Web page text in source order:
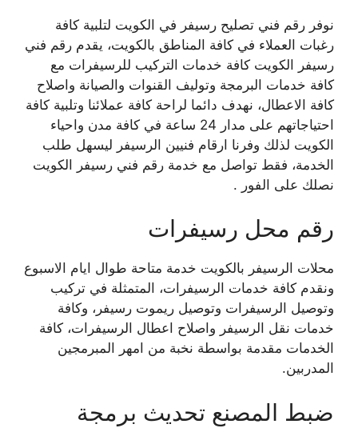
نوفر رقم فني تصليح رسيفر في الكويت لتلبية كافة
رغبات العملاء في كافة المناطق بالكويت، يقدم رقم فني
رسيفر الكويت كافة خدمات التركيب للرسيفرات مع
كافة خدمات البرمجة وتوليف القنوات والصيانة واصلاح
كافة الاعطال، نهدف دائما لراحة كافة عملائنا وتلبية كافة
احتياجاتهم على مدار 24 ساعة في كافة مدن واحياء
الكويت لذلك وفرنا ارقام فنيين الرسيفر ليسهل طلب
الخدمة، فقط تواصل مع خدمة رقم فني رسيفر الكويت
نصلك على الفور .
رقم محل رسيفرات
محلات الرسيفر بالكويت خدمة متاحة طوال ايام الاسبوع
ونقدم كافة خدمات الرسيفرات، المتمثلة في تركيب
وتوصيل الرسيفرات وتوصيل ريموت رسيفر، وكافة
خدمات نقل الرسيفر واصلاح اعطال الرسيفرات، كافة
الخدمات مقدمة بواسطة نخبة من امهر المبرمجين
المدربين.
ضبط المصنع تحديث برمجة